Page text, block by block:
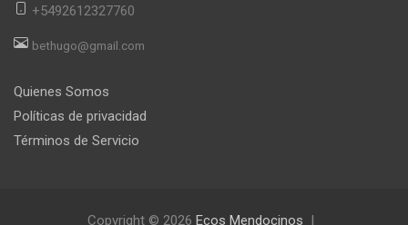
+5492612327760
bethugo@gmail.com
Quienes Somos
Políticas de privacidad
Términos de Servicio
Copyright © 2026 Ecos Mendocinos